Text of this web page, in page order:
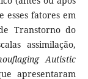
esses fatores em
Transtorno do
assimilação,
Autistic
apresentaram